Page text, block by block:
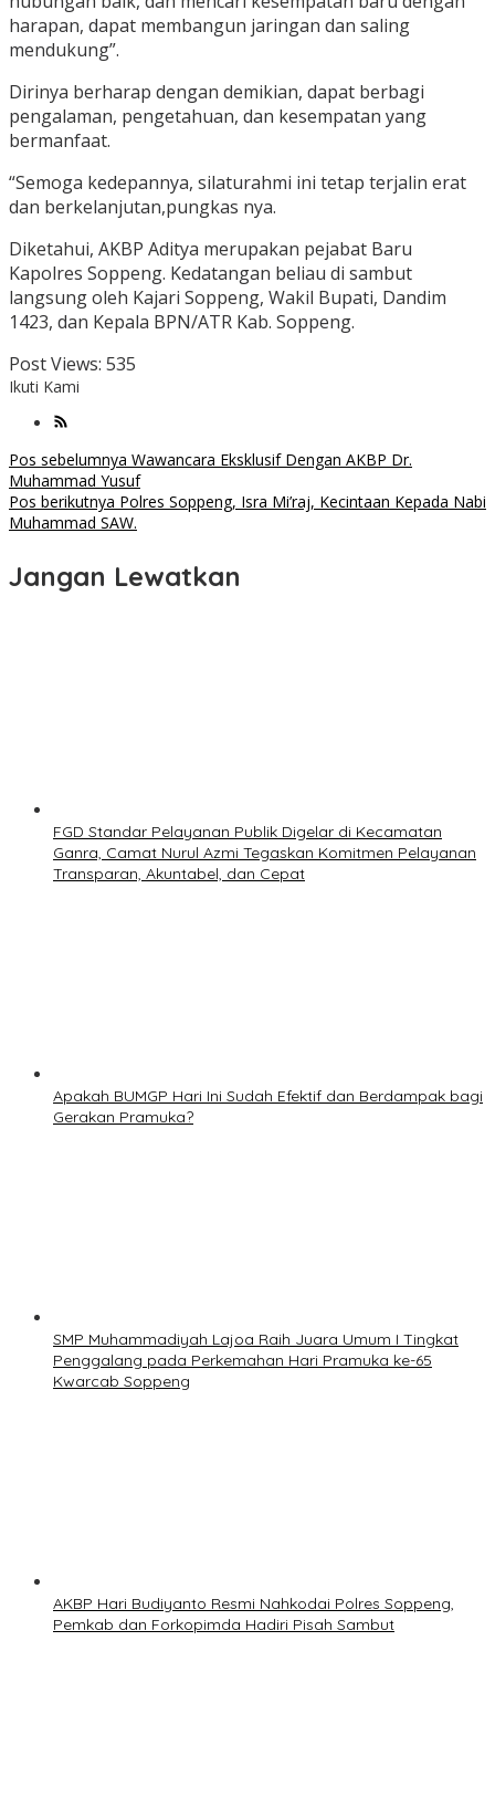
harapan, dapat membangun jaringan dan saling
mendukung”.
Dirinya berharap dengan demikian, dapat berbagi
pengalaman, pengetahuan, dan kesempatan yang
bermanfaat.
“Semoga kedepannya, silaturahmi ini tetap terjalin erat
dan berkelanjutan,pungkas nya.
Diketahui, AKBP Aditya merupakan pejabat Baru
Kapolres Soppeng. Kedatangan beliau di sambut
langsung oleh Kajari Soppeng, Wakil Bupati, Dandim
1423, dan Kepala BPN/ATR Kab. Soppeng.
Post Views: 535
Ikuti Kami
Navigasi
pos
Pos sebelumnya Wawancara Eksklusif Dengan AKBP Dr.
Muhammad Yusuf
Pos berikutnya Polres Soppeng, Isra Mi’raj, Kecintaan Kepada Nabi
Muhammad SAW.
Jangan Lewatkan
FGD Standar Pelayanan Publik Digelar di Kecamatan
Ganra, Camat Nurul Azmi Tegaskan Komitmen Pelayanan
Transparan, Akuntabel, dan Cepat
Apakah BUMGP Hari Ini Sudah Efektif dan Berdampak bagi
Gerakan Pramuka?
SMP Muhammadiyah Lajoa Raih Juara Umum I Tingkat
Penggalang pada Perkemahan Hari Pramuka ke-65
Kwarcab Soppeng
AKBP Hari Budiyanto Resmi Nahkodai Polres Soppeng,
Pemkab dan Forkopimda Hadiri Pisah Sambut